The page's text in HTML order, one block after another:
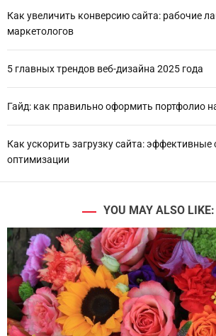
Как увеличить конверсию сайта: рабочие
маркетологов
5 главных трендов веб-дизайна 2025 года
Гайд: как правильно оформить портфолио
Как ускорить загрузку сайта: эффективные
оптимизации
YOU MAY ALSO LIKE: